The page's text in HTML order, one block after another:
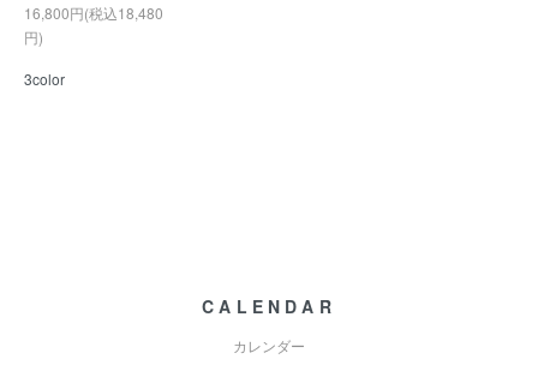
16,800円(税込18,480
円)
3color
CALENDAR
カレンダー